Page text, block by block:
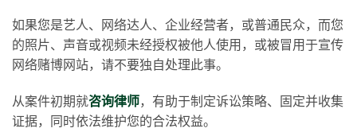
如果您是艺人、网络达人、企业经营者，或普通民众，而您
的照片、声音或视频未经授权被他人使用，或被冒用于宣传
网络赌博网站，请不要独自处理此事。
从案件初期就咨询律师，有助于制定诉讼策略、固定并收集
证据，同时依法维护您的合法权益。